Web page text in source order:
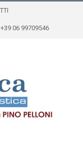
+39 06 99709546